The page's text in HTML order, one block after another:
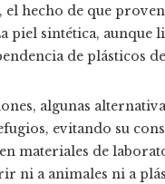
hecho de que
piel sintética,
de plásticos
algunas
evitando su
materiales de
ni a animales ni a